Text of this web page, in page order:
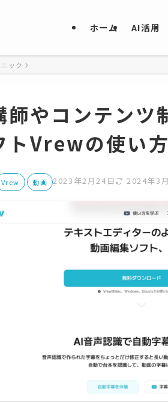
ホーム AI活用
ック
師やコンテンツ
トVrewの使い方
Vrew 動画 2023年2月24日 2024年3